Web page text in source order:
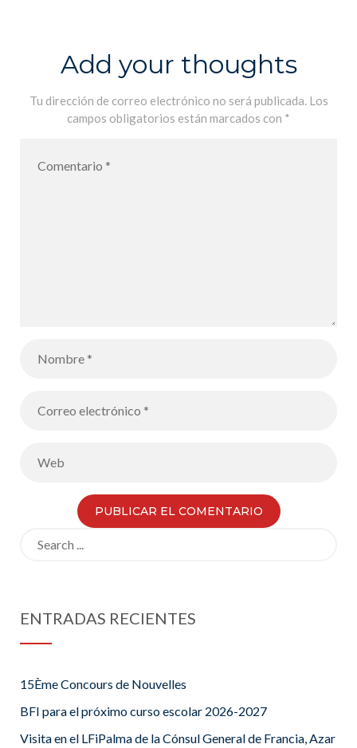
Add your thoughts
Tu dirección de correo electrónico no será publicada. Los
campos obligatorios están marcados con *
ENTRADAS RECIENTES
15Ème Concours de Nouvelles
BFI para el próximo curso escolar 2026-2027
Visita en el LFiPalma de la Cónsul General de Francia, Azar